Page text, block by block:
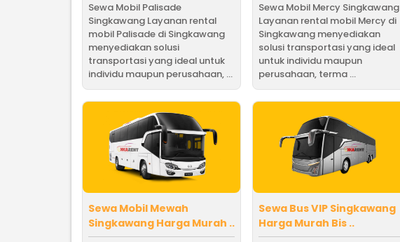
Sewa Mobil Palisade
Singkawang Layanan rental
mobil Palisade di Singkawang
menyediakan solusi
transportasi yang ideal untuk
individu maupun perusahaan, ...
Sewa Mobil Mercy Singkawang
Layanan rental mobil Mercy di
Singkawang menyediakan
solusi transportasi yang ideal
untuk individu maupun
perusahaan, terma ...
Sewa Mobil Mewah
Singkawang Harga Murah ..
Sewa Bus VIP Singkawang
Harga Murah Bis ..